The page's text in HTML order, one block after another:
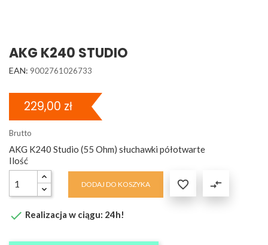
AKG K240 STUDIO
EAN: 9002761026733
229,00 zł
Brutto
AKG K240 Studio (55 Ohm) słuchawki półotwarte
Ilość
DODAJ DO KOSZYKA  compare_arrows
 Realizacja w ciągu: 24h!